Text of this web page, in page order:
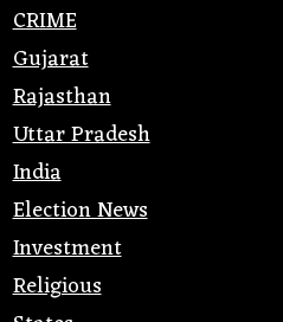
CRIME
Gujarat
Rajasthan
Uttar Pradesh
India
Election News
Investment
Religious